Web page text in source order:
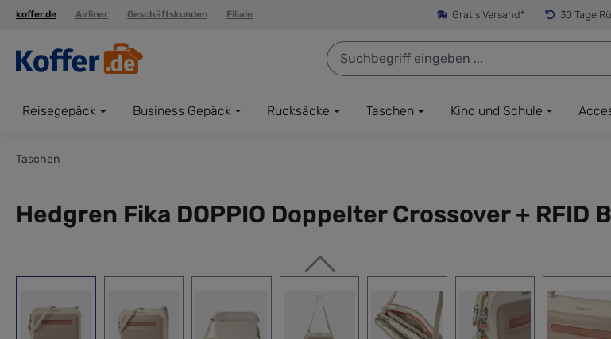
Zur Hauptnavigation springen
koffer.de Airliner Geschäftskunden Filiale Gratis Versand* 30 Tage
Reisegepäck Business Gepäck Rucksäcke Taschen Kind und Schule
Taschen
Hedgren Fika DOPPIO Doppelter Crossover + RFID